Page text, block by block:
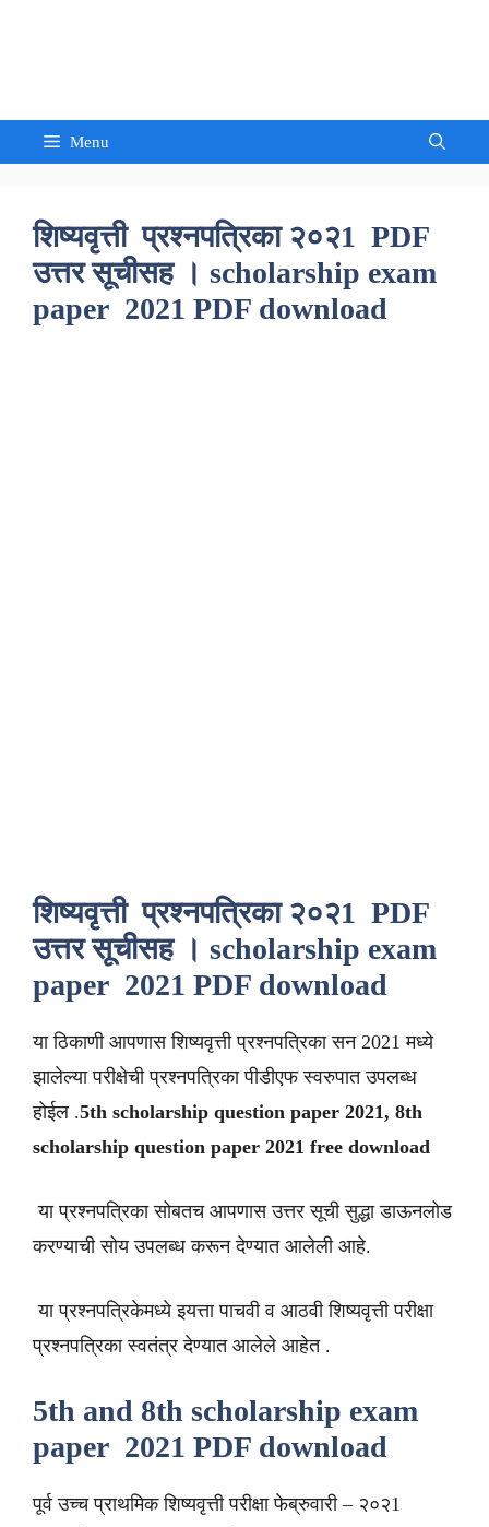
Menu
शिष्यवृत्ती प्रश्नपत्रिका २०२1 PDF
उत्तर सूचीसह । scholarship exam
paper 2021 PDF download
शिष्यवृत्ती प्रश्नपत्रिका २०२1 PDF
उत्तर सूचीसह । scholarship exam
paper 2021 PDF download
या ठिकाणी आपणास शिष्यवृत्ती प्रश्नपत्रिका सन 2021 मध्ये
झालेल्या परीक्षेची प्रश्नपत्रिका पीडीएफ स्वरुपात उपलब्ध
होईल .5th scholarship question paper 2021, 8th
scholarship question paper 2021 free download
या प्रश्नपत्रिका सोबतच आपणास उत्तर सूची सुद्धा डाऊनलोड
करण्याची सोय उपलब्ध करून देण्यात आलेली आहे.
या प्रश्नपत्रिकेमध्ये इयत्ता पाचवी व आठवी शिष्यवृत्ती परीक्षा
प्रश्नपत्रिका स्वतंत्र देण्यात आलेले आहेत .
5th and 8th scholarship exam
paper 2021 PDF download
पूर्व उच्च प्राथमिक शिष्यवृत्ती परीक्षा फेब्रुवारी – २०२1